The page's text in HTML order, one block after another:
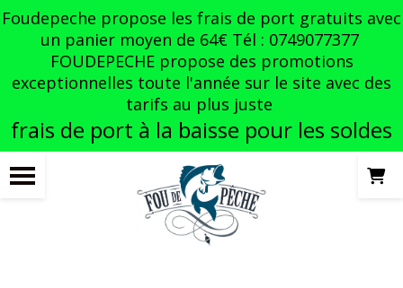
Foudepeche propose les frais de port gratuits avec
un panier moyen de 64€ Tél : 0749077377
FOUDEPECHE propose des promotions
exceptionnelles toute l'année sur le site avec des
tarifs au plus juste
frais de port à la baisse pour les soldes